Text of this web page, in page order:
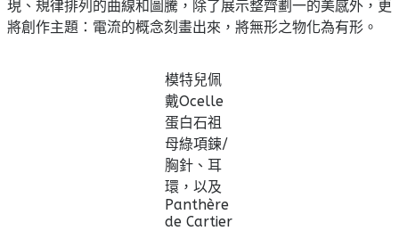
現、規律排列的曲線和圖騰，除了展示整齊劃一的美感外，更
將創作主題：電流的概念刻畫出來，將無形之物化為有形。
模特兒佩
戴Ocelle
蛋白石祖
母綠項鍊/
胸針、耳
環，以及
Panthère
de Cartier